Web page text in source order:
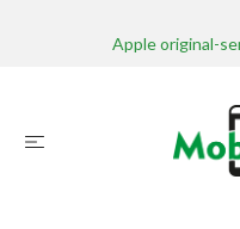
Apple original-